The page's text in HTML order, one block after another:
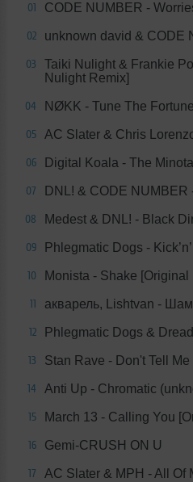
01 CODE NUMBER -
02 unknown david & CODE
03
Taiki Nulight & Frankie
Nulight Remix]
04 NØKK - Tune The
05 AC Slater & Chris
06 Digital Koala - The
07 DNL! & CODE NUMBER
08 Medest & DNL! - Black
09 Phlegmatic Dogs -
10 Monista - Shake [Original
11 акварель, Lishtvan -
12 Phlegmatic Dogs &
13 Stan Rave - Don't Tell Me
14 Anti Up - Chromatic
15 March 13 - Calling You
16 Gemi-CRUSH ON U
17 AC Slater & MPH - All Of